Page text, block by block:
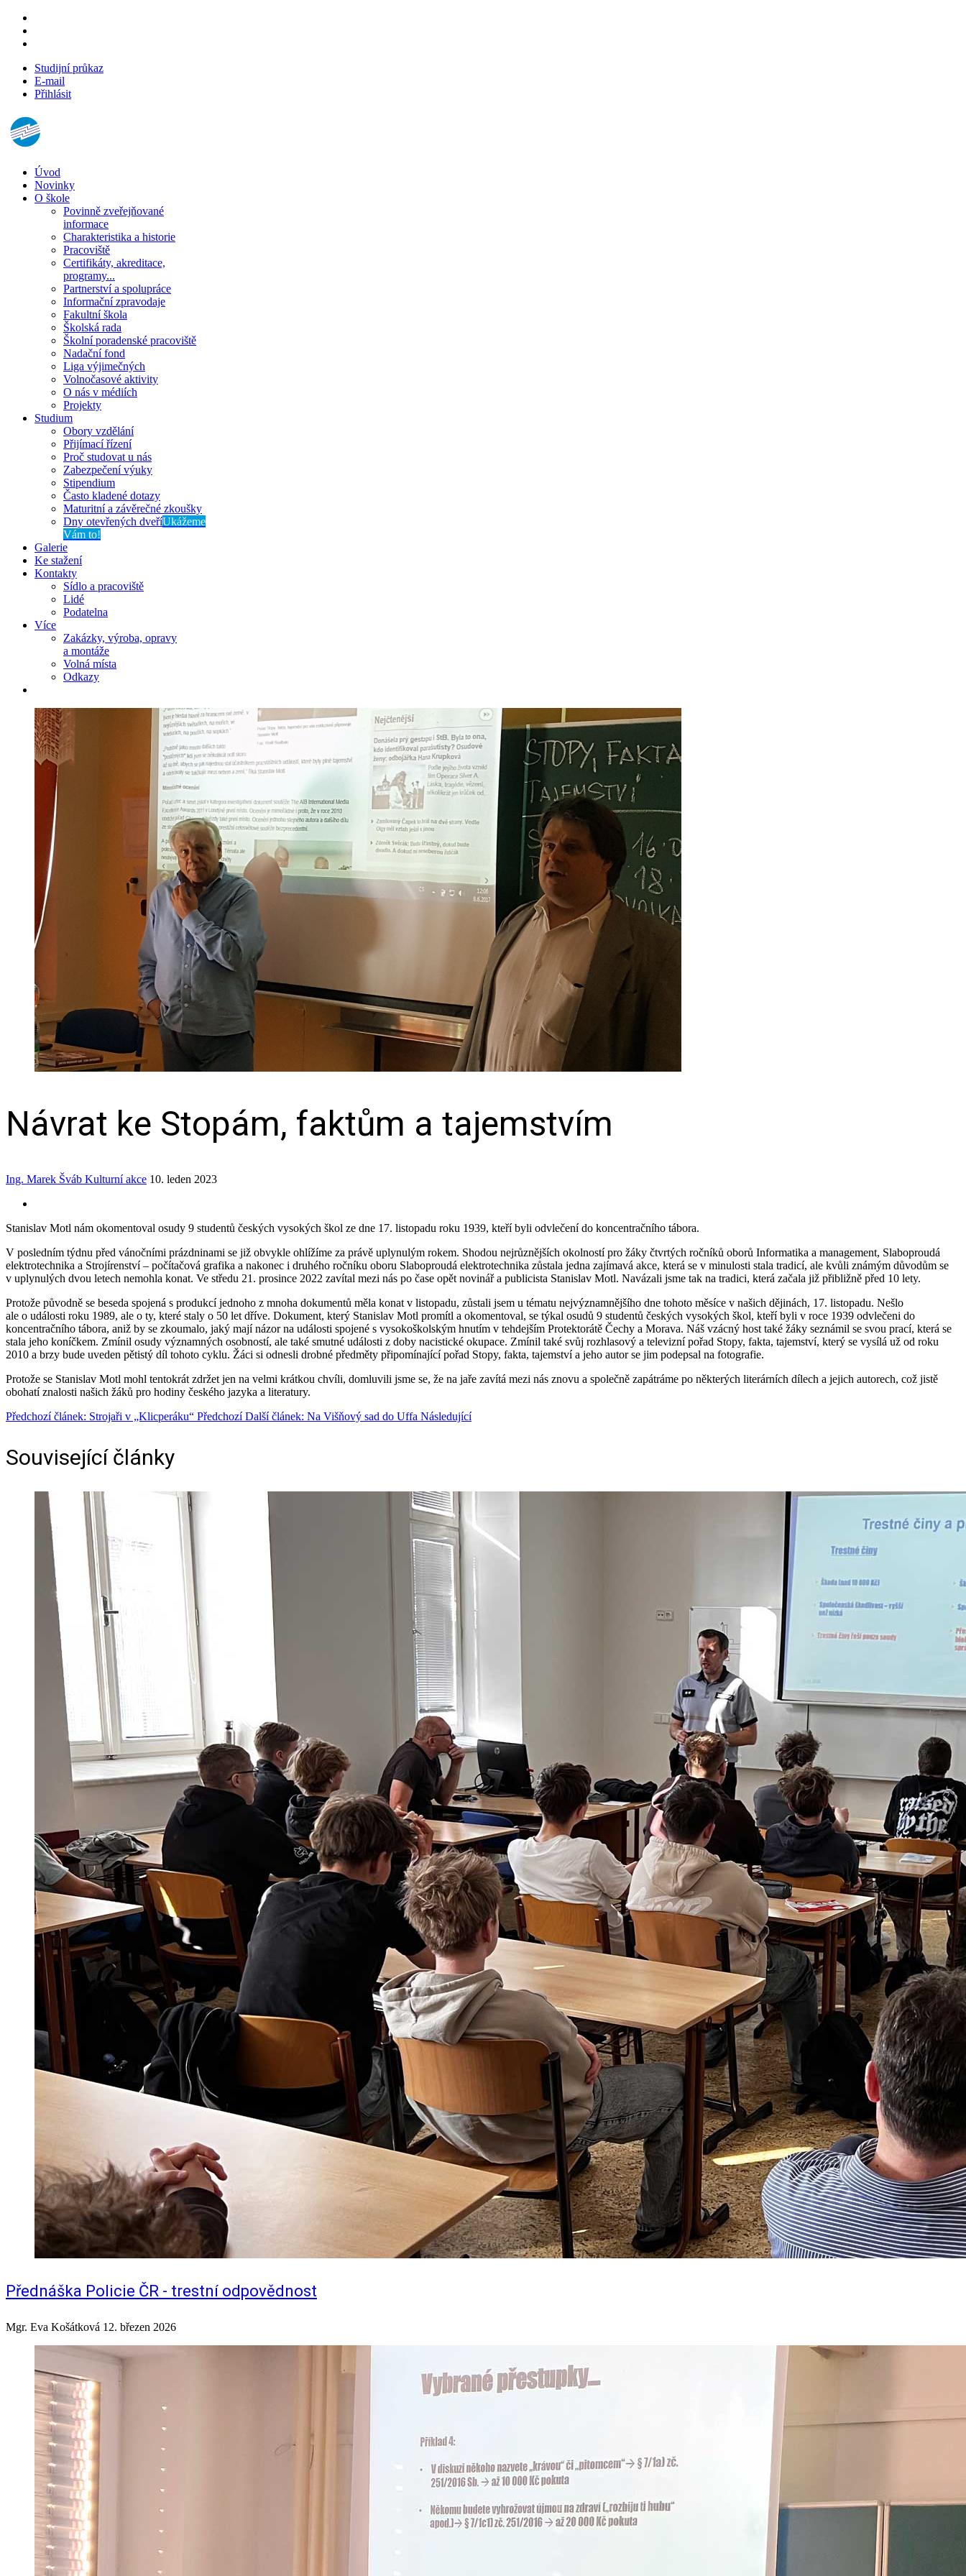
Studijní průkaz
E-mail
Přihlásit
Úvod
Novinky
O škole
Povinně zveřejňované
informace
Charakteristika a historie
Pracoviště
Certifikáty, akreditace,
programy...
Partnerství a spolupráce
Informační zpravodaje
Fakultní škola
Školská rada
Školní poradenské pracoviště
Nadační fond
Liga výjimečných
Volnočasové aktivity
O nás v médiích
Projekty
Studium
Obory vzdělání
Přijímací řízení
Proč studovat u nás
Zabezpečení výuky
Stipendium
Často kladené dotazy
Maturitní a závěrečné zkoušky
Dny otevřených dveříUkážeme
Vám to!
Galerie
Ke stažení
Kontakty
Sídlo a pracoviště
Lidé
Podatelna
Více
Zakázky, výroba, opravy
a montáže
Volná místa
Odkazy
Návrat ke Stopám, faktům a tajemstvím
Ing. Marek Šváb Kulturní akce 10. leden 2023
Stanislav Motl nám okomentoval osudy 9 studentů českých vysokých škol ze dne 17. listopadu roku 1939, kteří byli odvlečení do koncentračního tábora.
V posledním týdnu před vánočními prázdninami se již obvykle ohlížíme za právě uplynulým rokem. Shodou nejrůznějších okolností pro žáky čtvrtých ročníků oborů Informatika a management, Slaboproudá
elektrotechnika a Strojírenství – počítačová grafika a nakonec i druhého ročníku oboru Slaboproudá elektrotechnika zůstala jedna zajímavá akce, která se v minulosti stala tradicí, ale kvůli známým důvodům se
v uplynulých dvou letech nemohla konat. Ve středu 21. prosince 2022 zavítal mezi nás po čase opět novinář a publicista Stanislav Motl. Navázali jsme tak na tradici, která začala již přibližně před 10 lety.
Protože původně se beseda spojená s produkcí jednoho z mnoha dokumentů měla konat v listopadu, zůstali jsem u tématu nejvýznamnějšího dne tohoto měsíce v našich dějinách, 17. listopadu. Nešlo
ale o události roku 1989, ale o ty, které staly o 50 let dříve. Dokument, který Stanislav Motl promítl a okomentoval, se týkal osudů 9 studentů českých vysokých škol, kteří byli v roce 1939 odvlečeni do
koncentračního tábora, aniž by se zkoumalo, jaký mají názor na události spojené s vysokoškolským hnutím v tehdejším Protektorátě Čechy a Morava. Náš vzácný host také žáky seznámil se svou prací, která se
stala jeho koníčkem. Zmínil osudy významných osobností, ale také smutné události z doby nacistické okupace. Zmínil také svůj rozhlasový a televizní pořad Stopy, fakta, tajemství, který se vysílá už od roku
2010 a brzy bude uveden pětistý díl tohoto cyklu. Žáci si odnesli drobné předměty připomínající pořad Stopy, fakta, tajemství a jeho autor se jim podepsal na fotografie.
Protože se Stanislav Motl mohl tentokrát zdržet jen na velmi krátkou chvíli, domluvili jsme se, že na jaře zavítá mezi nás znovu a společně zapátráme po některých literárních dílech a jejich autorech, což jistě
obohatí znalosti našich žáků pro hodiny českého jazyka a literatury.
Předchozí článek: Strojaři v „Klicperáku“ Předchozí Další článek: Na Višňový sad do Uffa Následující
Související články
Přednáška Policie ČR - trestní odpovědnost
Mgr. Eva Košátková 12. březen 2026